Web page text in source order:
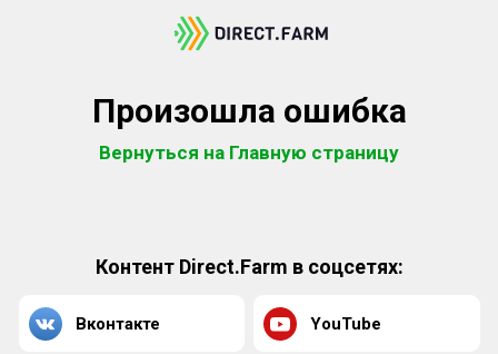
Произошла ошибка
Вернуться на Главную страницу
Контент Direct.Farm в соцсетях:
Вконтакте YouTube